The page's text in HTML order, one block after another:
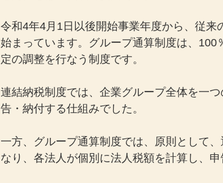
令和4年4月1日以後開始事業年度から、従
始まっています。グループ通算制度は、
定の調整を行なう制度です。
連結納税制度では、企業グループ全体を一
告・納付する仕組みでした。
一方、グループ通算制度では、原則として
なり、各法人が個別に法人税額を計算し、申